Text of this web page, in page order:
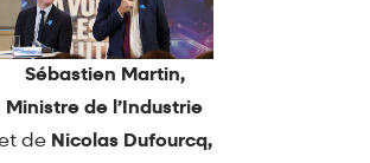
Sébastien Martin,
Ministre de l’Industrie
de Nicolas Dufourcq,